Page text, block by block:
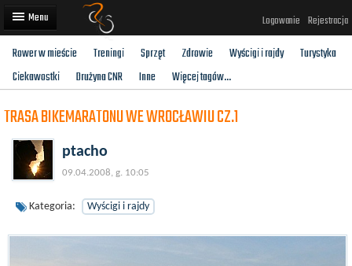
Logowanie Rejestracja
Artykuły
Użytkownicy
Rower w mieście Treningi Sprzęt Zdrowie Wyścigi i rajdy
Turystyka
Ciekawostki
Drużyna CNR Inne Więcej tagów...
TRASA BIKEMARATONU WE WROCŁAWIU CZ.1
ptacho
09.04.2008, g. 10:05
Kategoria: Wyścigi i rajdy